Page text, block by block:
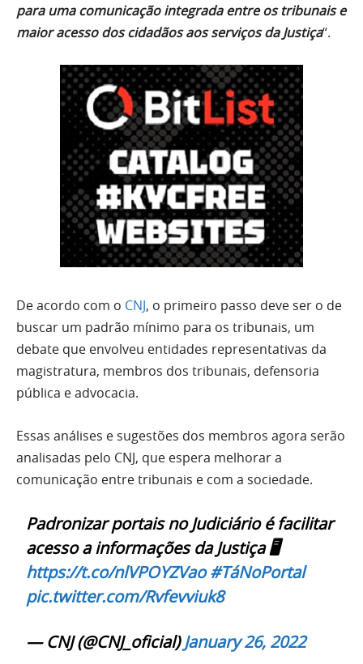
para uma comunicação integrada entre os tribunais e
maior acesso dos cidadãos aos serviços da Justiça“.
De acordo com o CNJ, o primeiro passo deve ser o de
buscar um padrão mínimo para os tribunais, um
debate que envolveu entidades representativas da
magistratura, membros dos tribunais, defensoria
pública e advocacia.
Essas análises e sugestões dos membros agora serão
analisadas pelo CNJ, que espera melhorar a
comunicação entre tribunais e com a sociedade.
Padronizar portais no Judiciário é facilitar
acesso a informações da Justiça 🖥️
https://t.co/nlVPOYZVao #TáNoPortal
pic.twitter.com/Rvfevviuk8
— CNJ (@CNJ_oficial)January 26, 2022